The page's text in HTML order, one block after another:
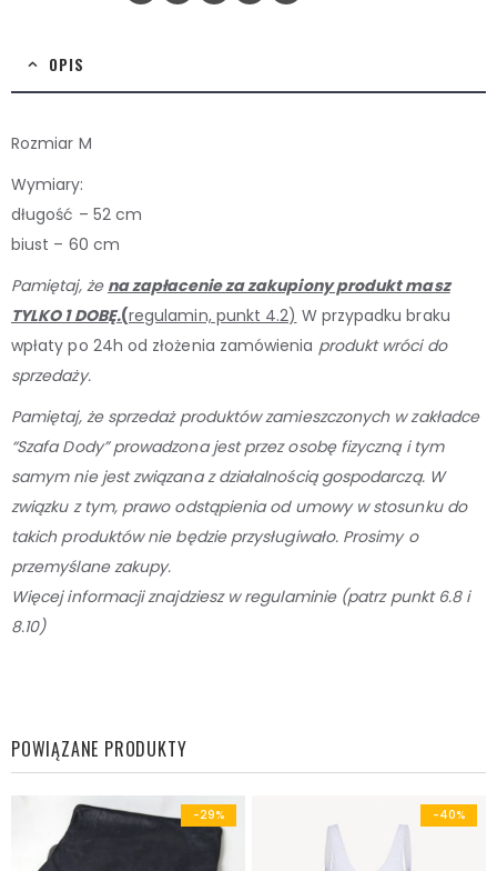
OPIS
Rozmiar M
Wymiary:
długość – 52 cm
biust – 60 cm
Pamiętaj, że na zapłacenie za zakupiony produkt masz
TYLKO 1 DOBĘ.(regulamin, punkt 4.2) W przypadku braku
wpłaty po 24h od złożenia zamówienia produkt wróci do
sprzedaży.
Pamiętaj, że sprzedaż produktów zamieszczonych w zakładce
“Szafa Dody” prowadzona jest przez osobę fizyczną i tym
samym nie jest związana z działalnością gospodarczą. W
związku z tym, prawo odstąpienia od umowy w stosunku do
takich produktów nie będzie przysługiwało. Prosimy o
przemyślane zakupy.
Więcej informacji znajdziesz w regulaminie (patrz punkt 6.8 i
8.10)
POWIĄZANE PRODUKTY
-29% -40%